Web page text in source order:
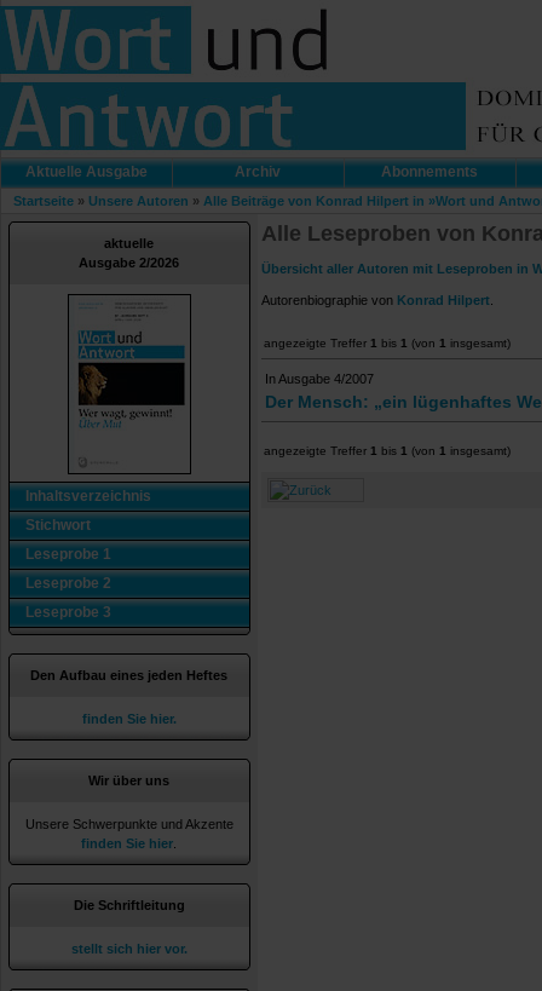
Aktuelle Ausgabe Archiv Abonnements
Startseite » Unsere Autoren » Alle Beiträge von Konrad Hilpert in »Wort und
aktuelle
Ausgabe 2/2026
Inhaltsverzeichnis
Stichwort
Leseprobe 1
Leseprobe 2
Leseprobe 3
Den Aufbau eines jeden Heftes
finden Sie hier.
Wir über uns
Unsere Schwerpunkte und Akzente
finden Sie hier
Die Schriftleitung
stellt sich hier vor.
Alle Leseproben von
Übersicht aller Autoren mit Leseproben in
Autorenbiographie von Konrad Hilpert
angezeigte Treffer 1 bis 1 (von 1 insgesamt)
In Ausgabe 4/2007
Der Mensch: „ein lügenhaftes
angezeigte Treffer 1 bis 1 (von 1 insgesamt)